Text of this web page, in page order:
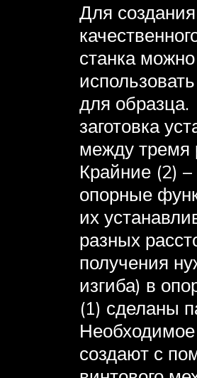
Для создания
станка можно
для
заготовка
между тремя
Крайние (2)
опорные
их
разных
получения
изгиба) в
(1) сделаны
создают с